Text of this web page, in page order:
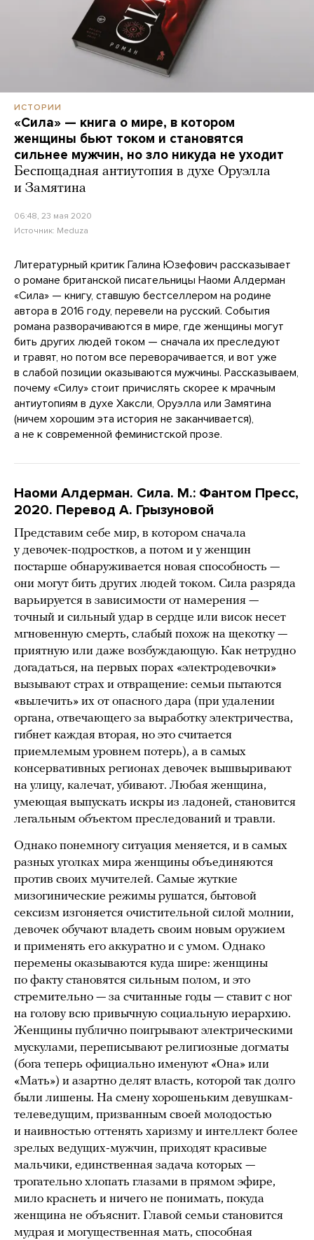
ИСТОРИИ
«Сила» — книга о мире, в котором
женщины бьют током и становятся
сильнее мужчин, но зло никуда не уходит
Беспощадная антиутопия в духе Оруэлла
и Замятина
06:48, 23 мая 2020
Источник: Meduza
Литературный критик Галина Юзефович рассказывает
о романе британской писательницы Наоми Алдерман
«Сила» — книгу, ставшую бестселлером на родине
автора в 2016 году, перевели на русский. События
романа разворачиваются в мире, где женщины могут
бить других людей током — сначала их преследуют
и травят, но потом все переворачивается, и вот уже
в слабой позиции оказываются мужчины. Рассказываем,
почему «Силу» стоит причислять скорее к мрачным
антиутопиям в духе Хаксли, Оруэлла или Замятина
(ничем хорошим эта история не заканчивается),
а не к современной феминистской прозе.
Наоми Алдерман. Сила. М.: Фантом Пресс,
2020. Перевод А. Грызуновой
Представим себе мир, в котором сначала
у девочек-подростков, а потом и у женщин
постарше обнаруживается новая способность —
они могут бить других людей током. Сила разряда
варьируется в зависимости от намерения —
точный и сильный удар в сердце или висок несет
мгновенную смерть, слабый похож на щекотку —
приятную или даже возбуждающую. Как нетрудно
догадаться, на первых порах «электродевочки»
вызывают страх и отвращение: семьи пытаются
«вылечить» их от опасного дара (при удалении
органа, отвечающего за выработку электричества,
гибнет каждая вторая, но это считается
приемлемым уровнем потерь), а в самых
консервативных регионах девочек вышвыривают
на улицу, калечат, убивают. Любая женщина,
умеющая выпускать искры из ладоней, становится
легальным объектом преследований и травли.
Однако понемногу ситуация меняется, и в самых
разных уголках мира женщины объединяются
против своих мучителей. Самые жуткие
мизогинические режимы рушатся, бытовой
сексизм изгоняется очистительной силой молнии,
девочек обучают владеть своим новым оружием
и применять его аккуратно и с умом. Однако
перемены оказываются куда шире: женщины
по факту становятся сильным полом, и это
стремительно — за считанные годы — ставит с ног
на голову всю привычную социальную иерархию.
Женщины публично поигрывают электрическими
мускулами, переписывают религиозные догматы
(бога теперь официально именуют «Она» или
«Мать») и азартно делят власть, которой так долго
были лишены. На смену хорошеньким девушкам-
телеведущим, призванным своей молодостью
и наивностью оттенять харизму и интеллект более
зрелых ведущих-мужчин, приходят красивые
мальчики, единственная задача которых —
трогательно хлопать глазами в прямом эфире,
мило краснеть и ничего не понимать, покуда
женщина не объяснит. Главой семьи становится
мудрая и могущественная мать, способная